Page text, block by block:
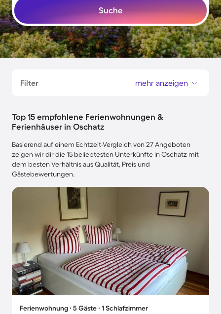
Suche
Filter mehr anzeigen
Top 15 empfohlene Ferienwohnungen &
Ferienhäuser in Oschatz
Basierend auf einem Echtzeit-Vergleich von 27 Angeboten
zeigen wir dir die 15 beliebtesten Unterkünfte in Oschatz mit
dem besten Verhältnis aus Qualität, Preis und
Gästebewertungen.
Ferienwohnung ∙ 5 Gäste ∙ 1 Schlafzimmer